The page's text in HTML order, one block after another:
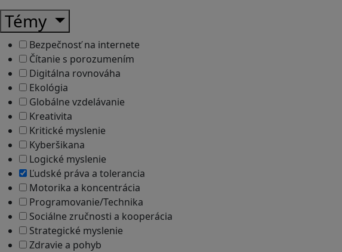
Témy
Bezpečnosť na internete
Čítanie s porozumením
Digitálna rovnováha
Ekológia
Globálne vzdelávanie
Kreativita
Kritické myslenie
Kyberšikana
Logické myslenie
Ľudské práva a tolerancia
Motorika a koncentrácia
Programovanie/Technika
Sociálne zručnosti a kooperácia
Strategické myslenie
Zdravie a pohyb